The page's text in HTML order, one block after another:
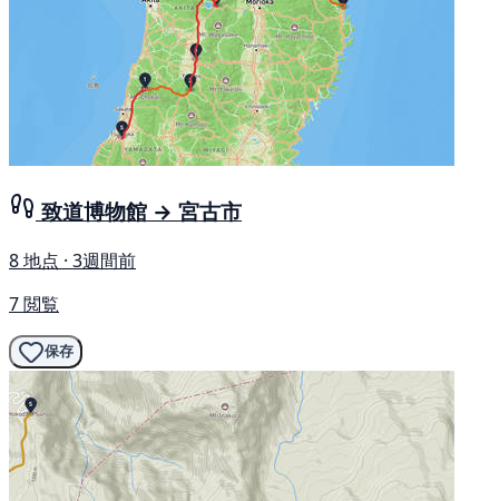
致道博物館 → 宮古市
8 地点 · 3週間前
7 閲覧
保存